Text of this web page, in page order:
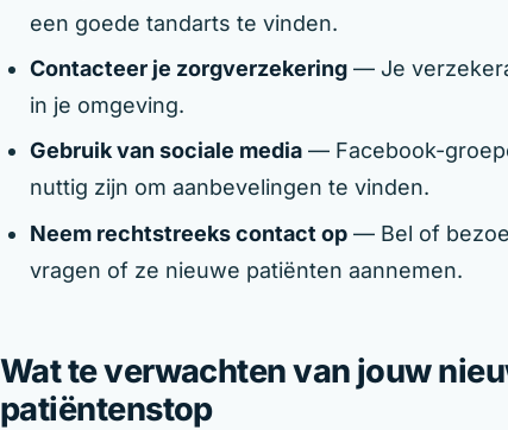
een goede tandarts te vinden.
Contacteer je zorgverzekering — Je
in je omgeving.
Gebruik van sociale media — Facebook-
nuttig zijn om aanbevelingen te vinden.
Neem rechtstreeks contact op — Bel of
vragen of ze nieuwe patiënten aannemen.
Wat te verwachten van jouw
patiëntenstop